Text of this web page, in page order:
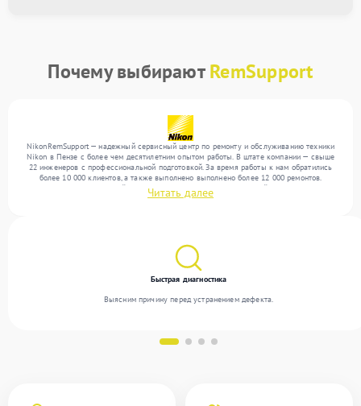
Почему выбираютRemSupport
NikonRemSupport — надежный сервисный центр по ремонту и обслуживанию техники
Nikon в Пензе с более чем десятилетним опытом работы. В штате компании — свыше
22 инженеров с профессиональной подготовкой. За время работы к нам обратились
более 10 000 клиентов, а также выполнено выполнено более 12 000 ремонтов.
Ежемесячно в сервисный центр поступает более 300 обращений, включая , , . Мы
работаем с широким спектром неисправностей и предлагаем стабильный уровень
Читать далее
Быстрая диагностика
Выясним причину перед устранением дефекта.